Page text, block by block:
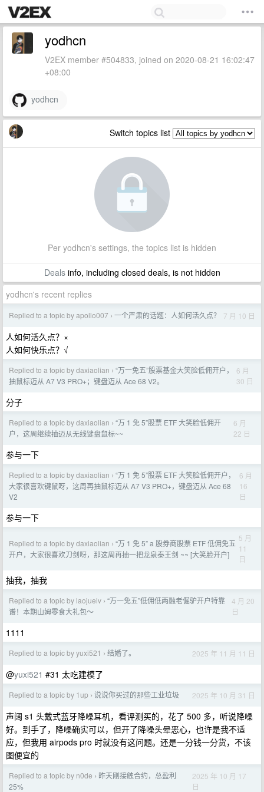
yodhcn
V2EX member #504833, joined on 2020-08-21 16:02:47
+08:00
yodhcn
Switch topics list
Per yodhcn's settings, the topics list is hidden
Dealsinfo, including closed deals, is not hidden
yodhcn's recent replies
Replied to a topic by apollo007 › 一个严肃的话题：人如何活久点？ 7 月 10 日
人如何活久点？×
人如何快乐点？√
Replied to a topic by daxiaolian › “万一免五”股票基金大笑脸低佣开户，
抽鼠标迈从 A7 V3 PRO+；键盘迈从 Ace 68 V2。
6 月
30 日
分子
Replied to a topic by daxiaolian › “万 1 免 5”股票 ETF 大笑脸低佣开
户，这周继续抽迈从无线键盘鼠标~~
6 月
22 日
参与一下
Replied to a topic by daxiaolian › “万 1 免 5”股票 ETF 大笑脸低佣开户，
大家很喜欢键鼠呀，这周再抽鼠标迈从 A7 V3 PRO+，键盘迈从 Ace 68
V2
6 月
16
日
参与一下
Replied to a topic by daxiaolian › “万 1 免 5” a 股券商股票 ETF 低佣免五
开户，大家很喜欢刀剑呀，那这周再抽一把龙泉秦王剑 ~~ [大笑脸开户]
5 月
11
日
抽我，抽我
Replied to a topic by laojuelv › “万一免五”低佣低两融老倔驴开户特靠
谱！本期山姆零食大礼包～
4 月 20
日
1111
Replied to a topic by yuxi521 › 结婚了。 2025 年 11 月 11 日
@yuxi521 #31 太吃建模了
Replied to a topic by 1up › 说说你买过的那些工业垃圾 2025 年 10 月 31 日
声阔 s1 头戴式蓝牙降噪耳机，看评测买的，花了 500 多，听说降噪
好。到手了，降噪确实可以，但开了降噪头晕恶心，也许是我不适
应，但我用 airpods pro 时就没有这问题。还是一分钱一分货，不该
图便宜的
Replied to a topic by n0de › 昨天刚接触合约，总盈利
25%
2025 年 10 月 17
日